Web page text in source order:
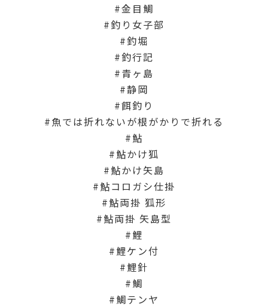
金目鯛
釣り女子部
釣堀
釣行記
青ヶ島
静岡
餌釣り
魚では折れないが根がかりで折れる
鮎
鮎かけ狐
鮎かけ矢島
鮎コロガシ仕掛
鮎両掛 狐形
鮎両掛 矢島型
鯉
鯉ケン付
鯉針
鯛
鯛テンヤ